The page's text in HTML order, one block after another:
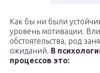
Как бы ни были
уровень мотивации.
обстоятельства, род
ожиданий. В
процессов это: